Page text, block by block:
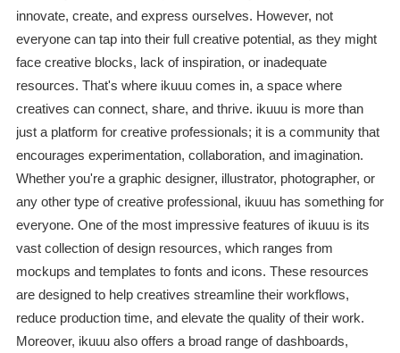
innovate, create, and express ourselves. However, not
everyone can tap into their full creative potential, as they might
face creative blocks, lack of inspiration, or inadequate
resources. That's where ikuuu comes in, a space where
creatives can connect, share, and thrive. ikuuu is more than
just a platform for creative professionals; it is a community that
encourages experimentation, collaboration, and imagination.
Whether you're a graphic designer, illustrator, photographer, or
any other type of creative professional, ikuuu has something for
everyone. One of the most impressive features of ikuuu is its
vast collection of design resources, which ranges from
mockups and templates to fonts and icons. These resources
are designed to help creatives streamline their workflows,
reduce production time, and elevate the quality of their work.
Moreover, ikuuu also offers a broad range of dashboards,